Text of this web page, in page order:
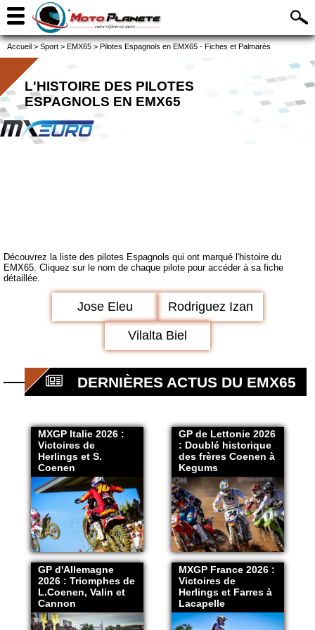
Accueil > Sport > EMX65 > Pilotes Espagnols en EMX65 - Fiches et Palmarès
L'HISTOIRE DES PILOTES
ESPAGNOLS EN EMX65
Découvrez la liste des pilotes Espagnols qui ont marqué l'histoire du
EMX65. Cliquez sur le nom de chaque pilote pour accéder à sa fiche
détaillée.
Jose Eleu Rodriguez Izan
Vilalta Biel
DERNIÈRES ACTUS DU EMX65
MXGP Italie 2026 :
Victoires de
Herlings et S.
Coenen
GP de Lettonie 2026
: Doublé historique
des frères Coenen à
Kegums
GP d'Allemagne
2026 : Triomphes de
L.Coenen, Valin et
Cannon
MXGP France 2026 :
Victoires de
Herlings et Farres à
Lacapelle